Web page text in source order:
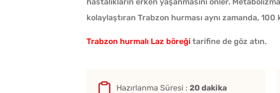
kolaylaştıran Trabzon hurması aynı zamanda,
Trabzon hurmalı Laz böreği tarifine de göz atın.
Hazırlanma Süresi : 20 dakika